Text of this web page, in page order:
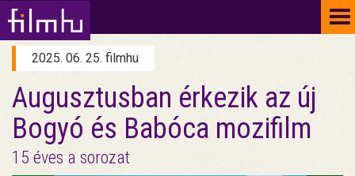
2025. 06. 25. filmhu
Augusztusban érkezik az új
Bogyó és Babóca mozifilm
15 éves a sorozat